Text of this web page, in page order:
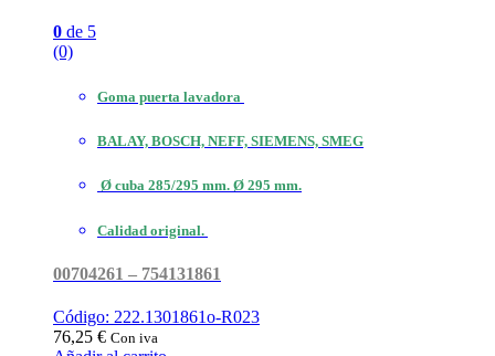
0 de 5
(0)
Goma puerta lavadora
BALAY, BOSCH, NEFF, SIEMENS, SMEG
Ø cuba 285/295 mm. Ø 295 mm.
Calidad original.
00704261 – 754131861
Código: 222.1301861o-R023
76,25 € Con iva